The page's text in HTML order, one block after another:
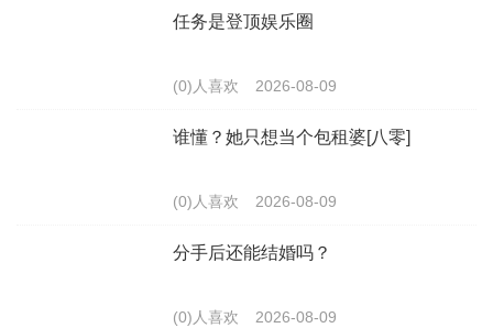
任务是登顶娱乐圈
(0)人喜欢 2026-08-09
谁懂？她只想当个包租婆[八零]
(0)人喜欢 2026-08-09
分手后还能结婚吗？
(0)人喜欢 2026-08-09